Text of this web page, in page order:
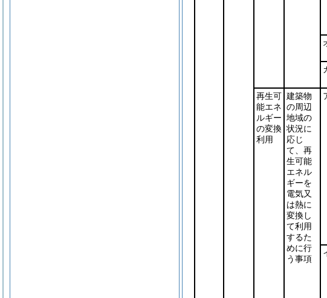
再生可
能エネ
ルギー
の変換
利用
建築物
の周辺
地域の
状況に
応じ
て、再
生可能
エネル
ギーを
電気又
は熱に
変換し
て利用
するた
めに行
う事項